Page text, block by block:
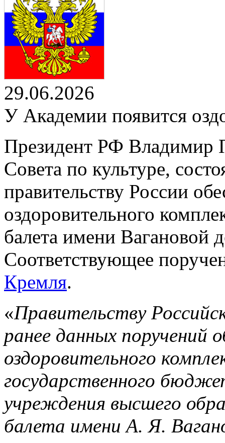
29.06.2026
У Академии появится
Президент РФ Владимир
Совета по культуре,
правительству России
оздоровительного
балета имени Вагановой
Соответствующее
Кремля.
«Правительству
ранее данных поручений
оздоровительного
государственного
учреждения высшего
балета имени А. Я.